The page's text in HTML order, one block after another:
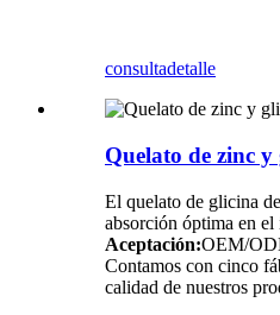
consultadetalle
Quelato de zinc
El quelato de glicina
absorción óptima en el
Aceptación:OEM/
Contamos con cinco
calidad de nuestros